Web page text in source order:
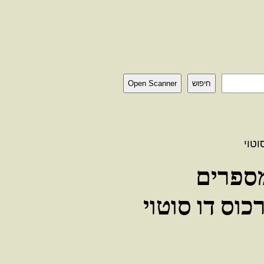
חיפוש Open Scanner
דו סוטוי